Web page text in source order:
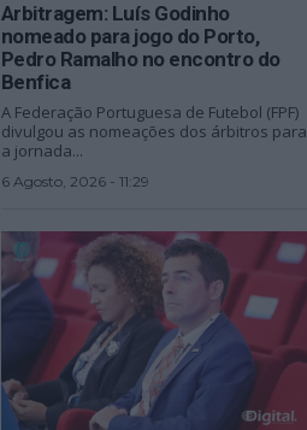
Arbitragem: Luís Godinho
nomeado para jogo do Porto,
Pedro Ramalho no encontro do
Benfica
A Federação Portuguesa de Futebol (FPF)
divulgou as nomeações dos árbitros para
a jornada...
6 Agosto, 2026 - 11:29